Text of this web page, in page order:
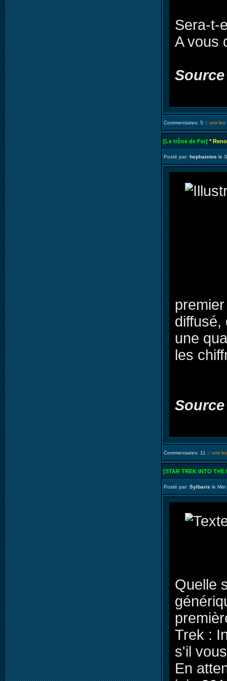
Sera-t-
A vous
Source
Commentaires: 5 :: voir les
[Le trône de Fer] *
Posté par: hephaistos le
diffusé,
une
les
Source
Commentaires: 11 :: voir
[STAR TREK INTO THE
Posté par: Sylbaris le
Quelle
Trek :
s'il
En